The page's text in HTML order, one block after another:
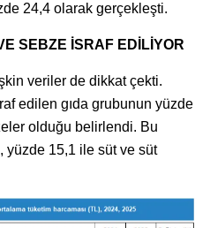
24,4 olarak gerçekleşti.
SEBZE İSRAF EDİLİYOR
veriler de dikkat çekti.
edilen gıda grubunun yüzde
olduğu belirlendi. Bu
yüzde 15,1 ile süt ve süt